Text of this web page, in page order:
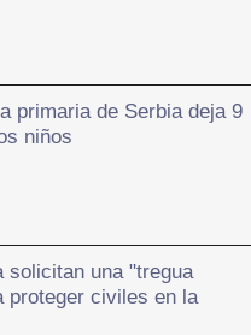
primaria de Serbia deja 9
niños
solicitan una "tregua
proteger civiles en la